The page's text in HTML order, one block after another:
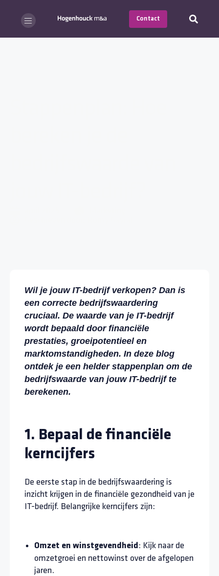
Contact
Wil je jouw IT-bedrijf verkopen? Dan is
een correcte bedrijfswaardering
cruciaal. De waarde van je IT-bedrijf
wordt bepaald door financiële
prestaties, groeipotentieel en
marktomstandigheden. In deze blog
ontdek je een helder stappenplan om de
bedrijfswaarde van jouw IT-bedrijf te
berekenen.
1. Bepaal de financiële
kerncijfers
De eerste stap in de bedrijfswaardering is
inzicht krijgen in de financiële gezondheid van je
IT-bedrijf. Belangrijke kerncijfers zijn:
Omzet en winstgevendheid: Kijk naar de
omzetgroei en nettowinst over de afgelopen
jaren.